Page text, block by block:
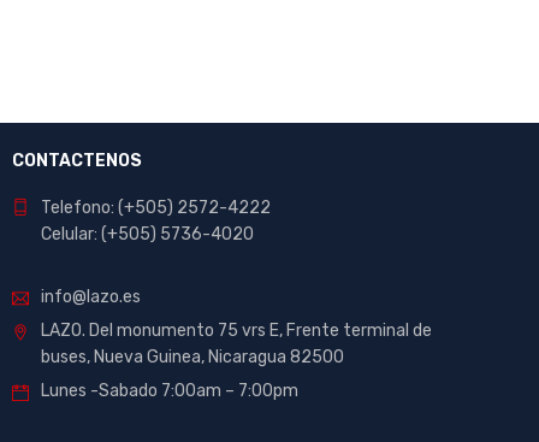
CONTACTENOS
Telefono: (+505) 2572-4222
Celular: (+505) 5736-4020
info@lazo.es
LAZO. Del monumento 75 vrs E, Frente terminal de
buses, Nueva Guinea, Nicaragua 82500
Lunes -Sabado 7:00am – 7:00pm